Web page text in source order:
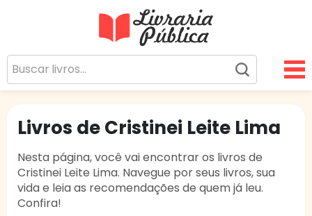
Sua Biblioteca Virtual Gratuita
Livros de Cristinei Leite Lima
Nesta página, você vai encontrar os livros de
Cristinei Leite Lima. Navegue por seus livros, sua
vida e leia as recomendações de quem já leu.
Confira!